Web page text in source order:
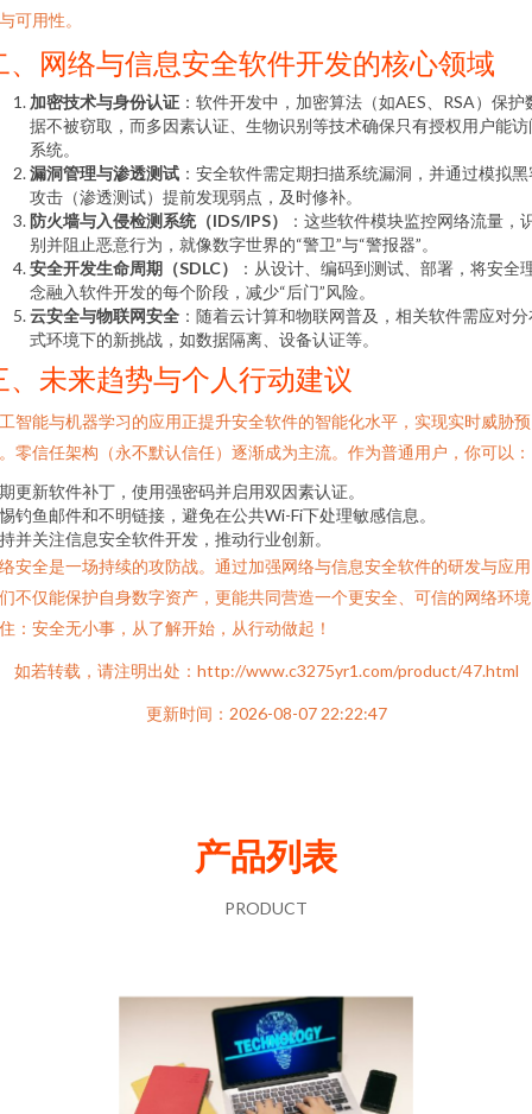
可用性。
、网络与信息安全软件开发的核心领域
加密技术与身份认证 ：软件开发中，加密算法（如AES、RSA）保护
据不被窃取，而多因素认证、生物识别等技术确保只有授权用户能访
系统。
漏洞管理与渗透测试 ：安全软件需定期扫描系统漏洞，并通过模拟
攻击（渗透测试）提前发现弱点，及时修补。
防火墙与入侵检测系统（IDS/IPS）
：这些软件模块监控网络流量，
别并阻止恶意行为，就像数字世界的“警卫”与“警报器”。
安全开发生命周期（SDLC）
：从设计、编码到测试、部署，将安全
念融入软件开发的每个阶段，减少“后门”风险。
云安全与物联网安全 ：随着云计算和物联网普及，相关软件需应对
式环境下的新挑战，如数据隔离、设备认证等。
、未来趋势与个人行动建议
智能与机器学习的应用正提升安全软件的智能化水平，实现实时威胁预
零信任架构（永不默认信任）逐渐成为主流。作为普通用户，你可以：
更新软件补丁，使用强密码并启用双因素认证。
钓鱼邮件和不明链接，避免在公共Wi-Fi下处理敏感信息。
并关注信息安全软件开发，推动行业创新。
安全是一场持续的攻防战。通过加强网络与信息安全软件的研发与应
不仅能保护自身数字资产，更能共同营造一个更安全、可信的网络环
：安全无小事，从了解开始，从行动做起！
如若转载，请注明出处：http://www.c3275yr1.com/product/47.html
更新时间：2026-08-07 22:22:47
产品列表
PRODUCT